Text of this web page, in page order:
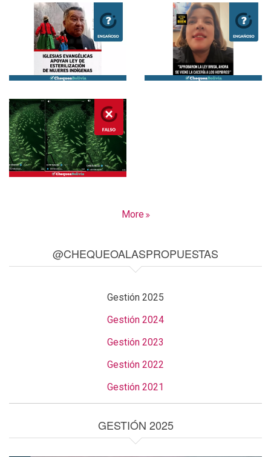
More
@CHEQUEOALASPROPUESTAS
Gestión 2025
Gestión 2024
Gestión 2023
Gestión 2022
Gestión 2021
GESTIÓN 2025